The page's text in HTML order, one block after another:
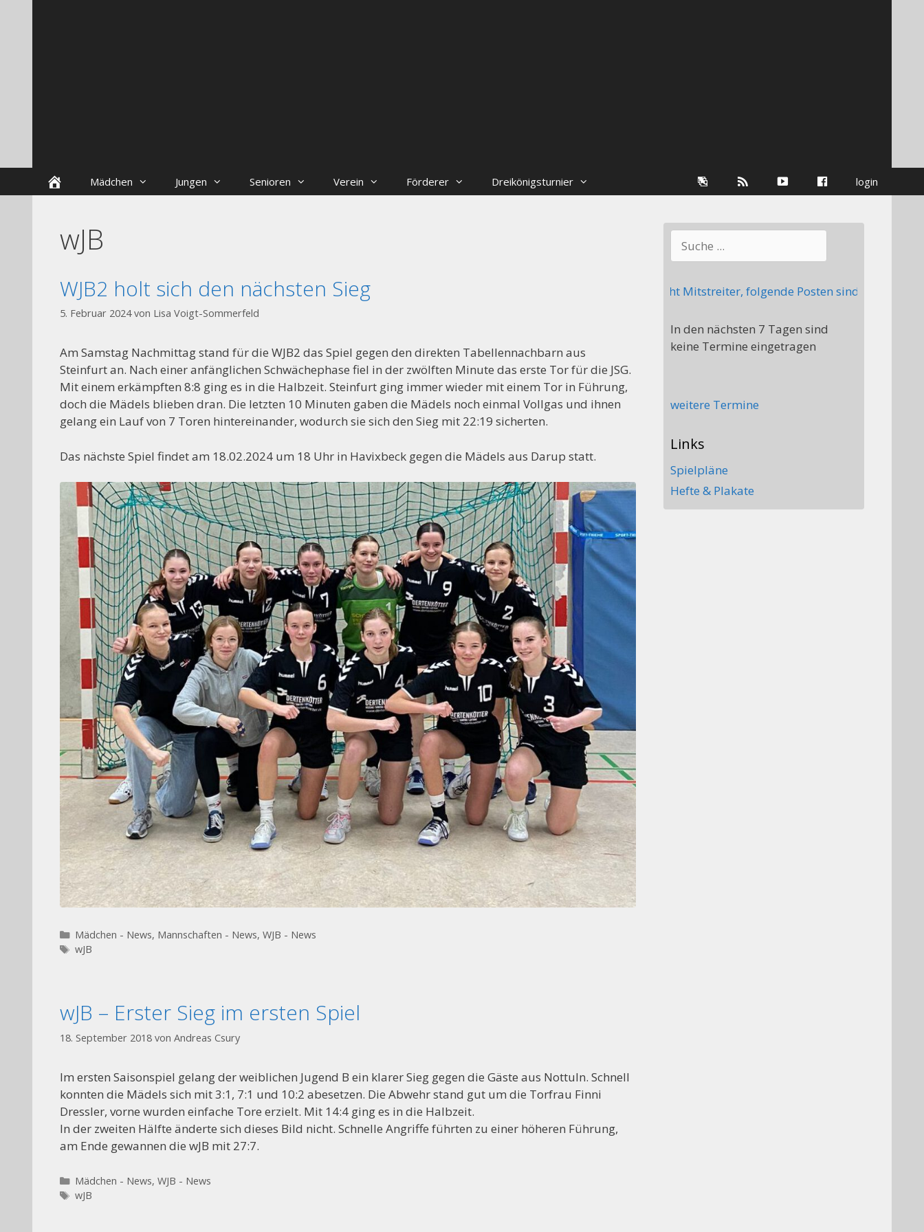
StartseiteMädchen Jungen Senioren Verein Förderer Dreikönigsturnier login
Facebook
youtube
Galerie
wJB
WJB2 holt sich den nächsten Sieg
5. Februar 2024 von Lisa Voigt-Sommerfeld
Am Samstag Nachmittag stand für die WJB2 das Spiel gegen den direkten Tabellennachbarn aus
Steinfurt an. Nach einer anfänglichen Schwächephase fiel in der zwölften Minute das erste Tor für die JSG.
Mit einem erkämpften 8:8 ging es in die Halbzeit. Steinfurt ging immer wieder mit einem Tor in Führung,
doch die Mädels blieben dran. Die letzten 10 Minuten gaben die Mädels noch einmal Vollgas und ihnen
gelang ein Lauf von 7 Toren hintereinander, wodurch sie sich den Sieg mit 22:19 sicherten.
Das nächste Spiel findet am 18.02.2024 um 18 Uhr in Havixbeck gegen die Mädels aus Darup statt.
Kategorien
Mädchen - News, Mannschaften - News, WJB - News
Schlagwörter
wJB
wJB – Erster Sieg im ersten Spiel
18. September 2018 von Andreas Csury
Im ersten Saisonspiel gelang der weiblichen Jugend B ein klarer Sieg gegen die Gäste aus Nottuln. Schnell
konnten die Mädels sich mit 3:1, 7:1 und 10:2 abesetzen. Die Abwehr stand gut um die Torfrau Finni
Dressler, vorne wurden einfache Tore erzielt. Mit 14:4 ging es in die Halbzeit.
In der zweiten Hälfte änderte sich dieses Bild nicht. Schnelle Angriffe führten zu einer höheren Führung,
am Ende gewannen die wJB mit 27:7.
Kategorien
Mädchen - News, WJB - News
Schlagwörter
wJB
++++ Der Vorstand der Handballabteilung sucht Mitstreiter, folgende Posten sind aktuell nicht
In den nächsten 7 Tagen sind
keine Termine eingetragen
weitere Termine
Links
Spielpläne
Hefte & Plakate